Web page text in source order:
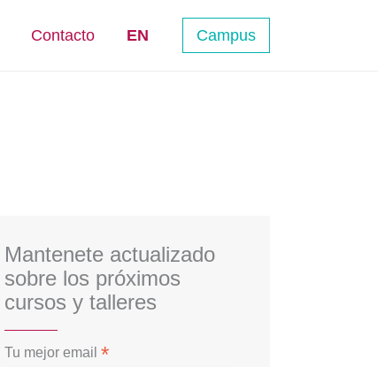
Contacto EN Campus
Mantenete actualizado
sobre los próximos
cursos y talleres
Tu mejor email *